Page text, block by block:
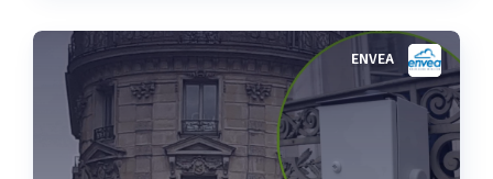
Voir plus ENVEA